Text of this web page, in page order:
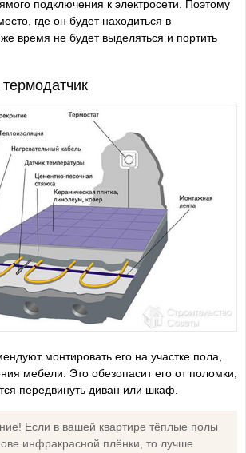
подключения к электросети. Поэтому
где он будет находиться в
время не будет выделяться и портить
монтировать его на участке пола,
мебели. Это обезопасит его от поломки,
передвинуть диван или шкаф.
Если в вашей квартире тёплые полы
инфракрасной плёнки, то лучше